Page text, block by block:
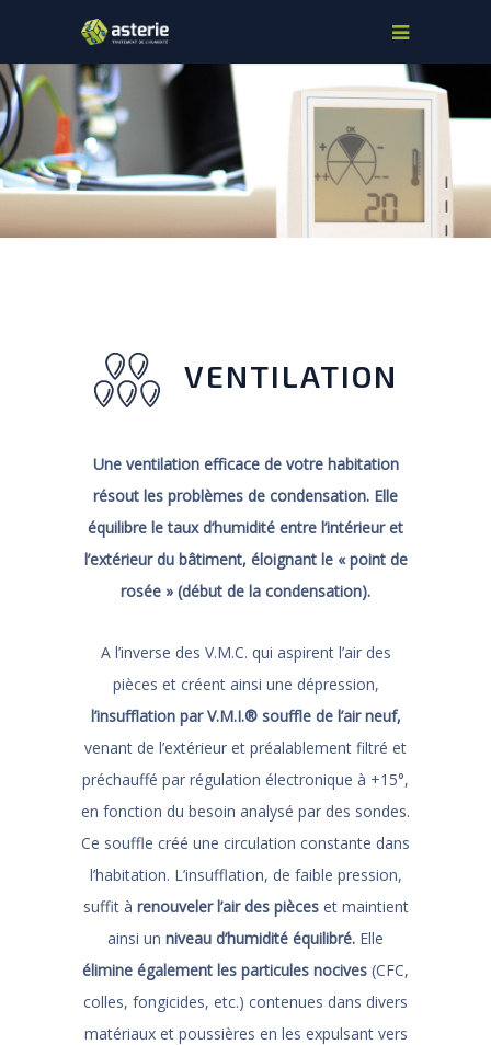
VENTILATION
Une ventilation efficace de votre habitation
résout les problèmes de condensation. Elle
équilibre le taux d’humidité entre l’intérieur et
l’extérieur du bâtiment, éloignant le « point de
rosée » (début de la condensation).
A l’inverse des V.M.C. qui aspirent l’air des
pièces et créent ainsi une dépression,
l’insufflation par V.M.I.® souffle de l’air neuf,
venant de l’extérieur et préalablement filtré et
préchauffé par régulation électronique à +15°,
en fonction du besoin analysé par des sondes.
Ce souffle créé une circulation constante dans
l’habitation. L’insufflation, de faible pression,
suffit à renouveler l’air des pièceset maintient
ainsi un niveau d’humidité équilibré. Elle
élimine également les particules nocives (CFC,
colles, fongicides, etc.) contenues dans divers
matériaux et poussières en les expulsant vers